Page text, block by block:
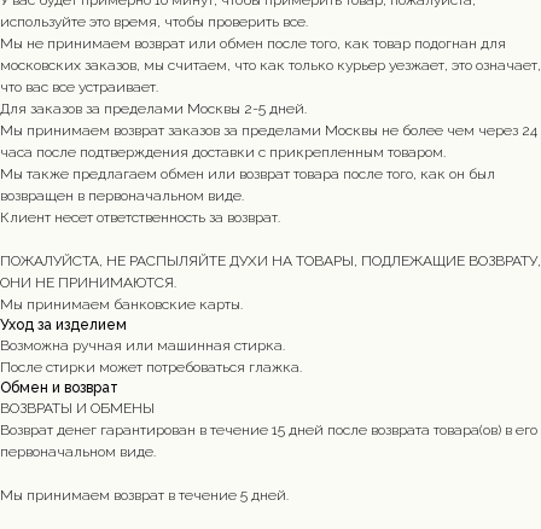
используйте это время, чтобы проверить все.
Мы не принимаем возврат или обмен после того, как товар подогнан для
московских заказов, мы считаем, что как только курьер уезжает, это означает,
что вас все устраивает.
Для заказов за пределами Москвы 2-5 дней.
Мы принимаем возврат заказов за пределами Москвы не более чем через 24
часа после подтверждения доставки с прикрепленным товаром.
Мы также предлагаем обмен или возврат товара после того, как он был
возвращен в первоначальном виде.
Клиент несет ответственность за возврат.
ПОЖАЛУЙСТА, НЕ РАСПЫЛЯЙТЕ ДУХИ НА ТОВАРЫ, ПОДЛЕЖАЩИЕ ВОЗВРАТУ,
ОНИ НЕ ПРИНИМАЮТСЯ.
Мы принимаем банковские карты.
Уход за изделием
Возможна ручная или машинная стирка.
После стирки может потребоваться глажка.
Обмен и возврат
ВОЗВРАТЫ И ОБМЕНЫ
Возврат денег гарантирован в течение 15 дней после возврата товара(ов) в его
первоначальном виде.
Мы принимаем возврат в течение 5 дней.